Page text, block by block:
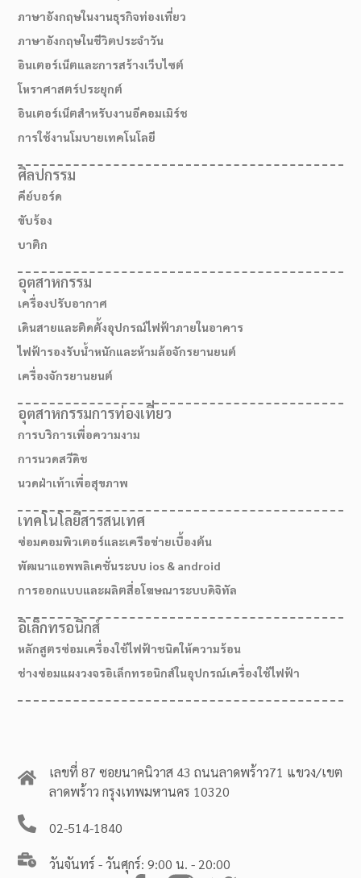
เลขที่ 87 ซอยนาคนิวาส 43 ถนนลาดพร้าว71 แขวง/เขต
ลาดพร้าว กรุงเทพมหานคร 10320
02-514-1840
วันจันทร์ - วันศุกร์: 9:00 น. - 20:00
ภาษาอังกฤษในงานธุรกิจท่องเที่ยว
ภาษาอังกฤษในชีวิตประจำวัน
อินเตอร์เน็ตและการสร้างเว็บไซต์
โหราศาสตร์ประยุกต์
อินเตอร์เน็ตสำหรับงานอีคอมเมิร์ช
การใช้งานโมบายเทคโนโลยี
ศิลปกรรม
คีย์บอร์ด
ขับร้อง
บาติก
อุตสาหกรรม
เครื่องปรับอากาศ
เดินสายและติดตั้งอุปกรณ์ไฟฟ้าภายในอาคาร
ไฟฟ้ารองรับน้ำหนักและห้ามล้อจักรยานยนต์
เครื่องจักรยานยนต์
อุตสาหกรรมการท่องเที่ยว
การบริการเพื่อความงาม
การนวดสวีดิช
นวดฝ่าเท้าเพื่อสุขภาพ
เทคโนโลยีสารสนเทศ
ซ่อมคอมพิวเตอร์และเครือข่ายเบื้องต้น
พัฒนาแอพพลิเคชั่นระบบ ios & android
การออกแบบและผลิตสื่อโฆษณาระบบดิจิทัล
อิเล็กทรอนิกส์
หลักสูตรซ่อมเครื่องใช้ไฟฟ้าชนิดให้ความร้อน
ช่างซ่อมแผงวงจรอิเล็กทรอนิกส์ในอุปกรณ์เครื่องใช้ไฟฟ้า